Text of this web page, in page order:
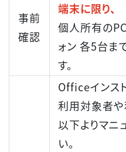
事前
確認
端末に限り、
個人所有のPC
ォン 各5台ま
す。
Officeインス
利用対象者
以下よりマニ
い。